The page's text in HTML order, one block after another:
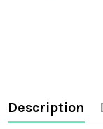
Description